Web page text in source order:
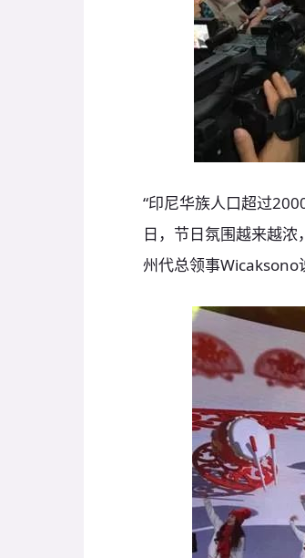
“印尼华族人口超过
日，节日氛围越来越
州代总领事Wicaksono